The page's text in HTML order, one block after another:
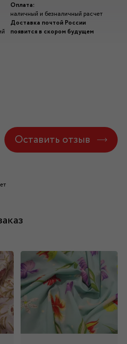
Оплата:
наличный и безналичный расчет
Доставка почтой России
появится в скором будущем
Оставить отзыв